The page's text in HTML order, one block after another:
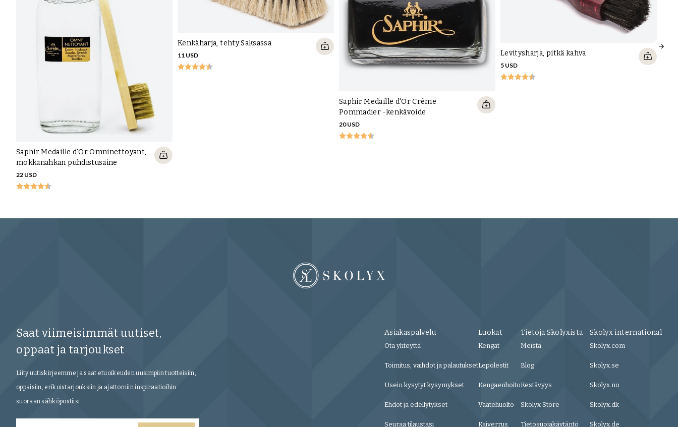
Saphir Medaille d'Or Omninettoyant,
mokkanahkan puhdistusaine
22 USD
Kenkäharja, tehty Saksassa
11 USD
Saphir Medaille d'Or Crème
Pommadier -kenkävoide
20 USD
Levitysharja, pitkä kahva
5 USD
Saat viimeisimmät uutiset,
oppaat ja tarjoukset
Liity uutiskirjeemme ja saat etuoikeuden uusimpiin tuotteisiin,
oppaisiin, erikoistarjouksiin ja ajattomiin inspiraatioihin
suoraan sähköpostiisi.
Asiakaspalvelu
Ota yhteyttä
Toimitus, vaihdot ja palautukset
Usein kysytyt kysymykset
Ehdot ja edellytykset
Seuraa tilaustasi
Luokat
Kengät
Lepolestit
Kengaenhoito
Vaatehuolto
Kaiverrus
Tietoja Skolyxista
Meistä
Blog
Kestävyys
Skolyx Store
Tietosuojakäytäntö
Skolyx international
Skolyx.com
Skolyx.se
Skolyx.no
Skolyx.dk
Skolyx.de